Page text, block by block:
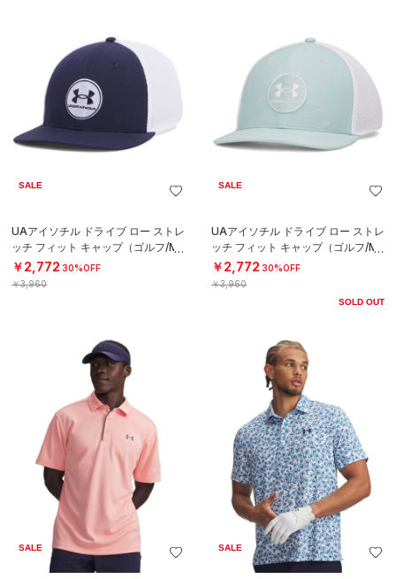
SALE
UAアイソチル ドライブ ロー ストレ
ッチ フィット キャップ（ゴルフ/ME
N）
￥2,772 30%OFF
￥3,960
SALE
UAアイソチル ドライブ ロー ストレ
ッチ フィット キャップ（ゴルフ/ME
N）
￥2,772 30%OFF
￥3,960
SOLD OUT
SALE SALE